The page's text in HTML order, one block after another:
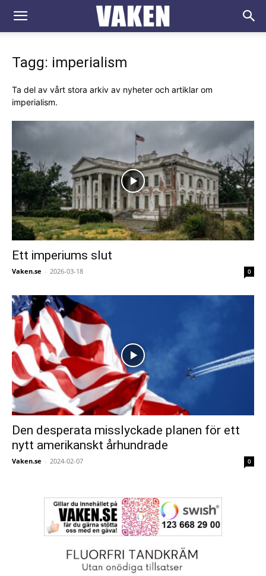
VAKEN.se
Tagg: imperialism
Ta del av vårt stora arkiv av nyheter och artiklar om
imperialism.
Ett imperiums slut
Vaken.se - 2026-03-18 0
Den desperata misslyckade planen för ett
nytt amerikanskt århundrade
Vaken.se - 2024-02-07 0